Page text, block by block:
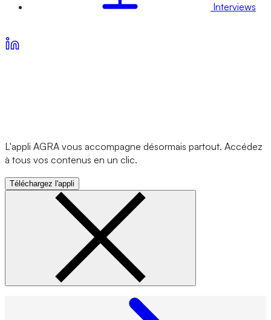
Interviews
L'appli AGRA vous accompagne désormais partout. Accédez
à tous vos contenus en un clic.
Téléchargez l'appli